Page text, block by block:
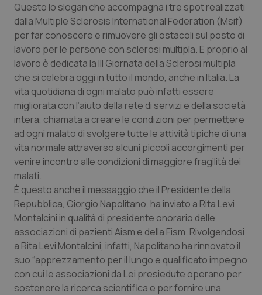
Calabria
Campania
Emilia-Romagna
Friuli Venezia Giulia
Lazio
Liguria
Lombardia
Marche
Molise
Piemonte
Asma & BPCO
Car-T
Colesterolo & coronaropatie
Dermatite Atopica
Diabete & glucometri
Disturbi dell’umore
Dolore
Donna & Salute
Epatiti
HIV
Questo lo slogan che accompagna i tre spot realizzati
dalla Multiple Sclerosis International Federation (Msif)
per far conoscere e rimuovere gli ostacoli sul posto di
lavoro per le persone con sclerosi multipla. E proprio al
lavoro è dedicata la III Giornata della Sclerosi multipla
che si celebra oggi in tutto il mondo, anche in Italia. La
vita quotidiana di ogni malato può infatti essere
migliorata con l’aiuto della rete di servizi e della società
intera, chiamata a creare le condizioni per permettere
ad ogni malato di svolgere tutte le attività tipiche di una
vita normale attraverso alcuni piccoli accorgimenti per
venire incontro alle condizioni di maggiore fragilità dei
malati.
È questo anche il messaggio che il Presidente della
Repubblica, Giorgio Napolitano, ha inviato a Rita Levi
Montalcini in qualità di presidente onorario delle
associazioni di pazienti Aism e della Fism. Rivolgendosi
a Rita Levi Montalcini, infatti, Napolitano ha rinnovato il
suo “apprezzamento per il lungo e qualificato impegno
con cui le associazioni da Lei presiedute operano per
sostenere la ricerca scientifica e per fornire una